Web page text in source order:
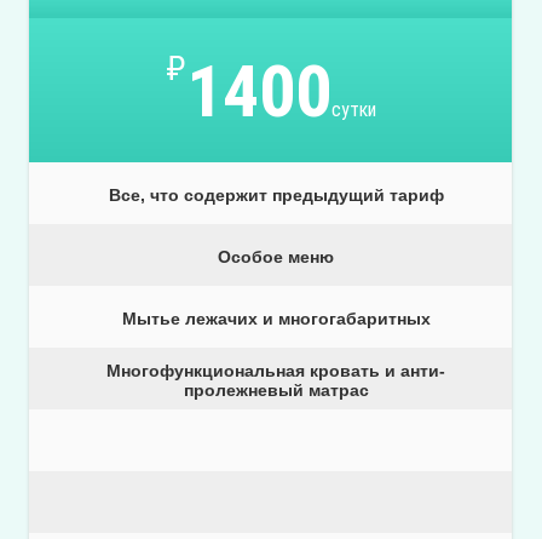
₽1400сутки
Все, что содержит предыдущий тариф
Особое меню
Мытье лежачих и многогабаритных
Многофункциональная кровать и анти-
пролежневый матрас